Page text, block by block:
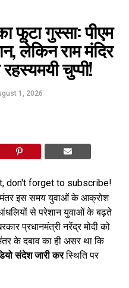
फूटा गुस्सा: पीएम
लेकिन राम मंदिर
चुप्पी!
1, 2026
don't forget to subscribe!
इस समय युवाओं के आक्रोश
से परेशान युवाओं के बढ़ते
प्रधानमंत्री नरेंद्र मोदी को
के दबाव का ही असर था कि
संदेश जारी करस्थिति पर